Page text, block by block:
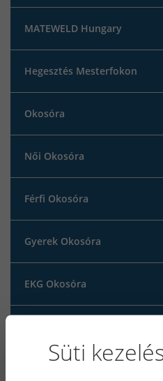
MATEWELD Hungary
Hegesztés Mesterfokon
Okosóra
Női Okosóra
Férfi Okosóra
Gyerek Okosóra
EKG Okosóra
Süti